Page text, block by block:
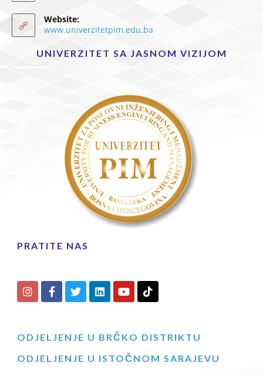
Website:
www.univerzitetpim.edu.ba
UNIVERZITET SA JASNOM VIZIJOM
PRATITE NAS
ODJELJENJE U BRČKO DISTRIKTU
ODJELJENJE U ISTOČNOM SARAJEVU